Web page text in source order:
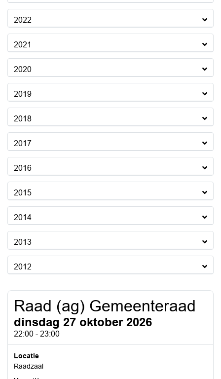
2022
2021
2020
2019
2018
2017
2016
2015
2014
2013
2012
Raad (ag) Gemeenteraad
dinsdag 27 oktober 2026
22:00 - 23:00
Locatie
Raadzaal